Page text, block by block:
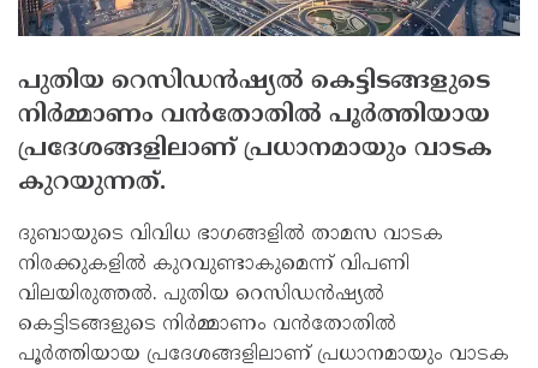
പുതിയ റെസിഡന്‍ഷ്യല്‍ കെട്ടിടങ്ങളുടെ
നിര്‍മ്മാണം വന്‍തോതില്‍ പൂര്‍ത്തിയായ
പ്രദേശങ്ങളിലാണ് പ്രധാനമായും വാടക
കുറയുന്നത്.
ദുബായുടെ വിവിധ ഭാഗങ്ങളില്‍ താമസ വാടക
നിരക്കുകളില്‍ കുറവുണ്ടാകുമെന്ന് വിപണി
വിലയിരുത്തല്‍. പുതിയ റെസിഡന്‍ഷ്യല്‍
കെട്ടിടങ്ങളുടെ നിര്‍മ്മാണം വന്‍തോതില്‍
പൂര്‍ത്തിയായ പ്രദേശങ്ങളിലാണ് പ്രധാനമായും വാടക